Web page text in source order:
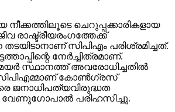
നീക്കത്തിലൂടെ ചെറുപ്പക്കാരികളായ
രാഷ്ട്രീയരംഗത്തേക്ക്
സിപിഎം പരിശ്രമിച്ചത്.
നേര്‍ച്ചിത്രമാണ്.
സ്ഥാനത്ത് അവരോധിച്ചതില്‍
കോണ്‍ഗ്രസ്
ജനാധിപത്യവിരുദ്ധത
വേണുഗോപാല്‍ പരിഹസിച്ചു.